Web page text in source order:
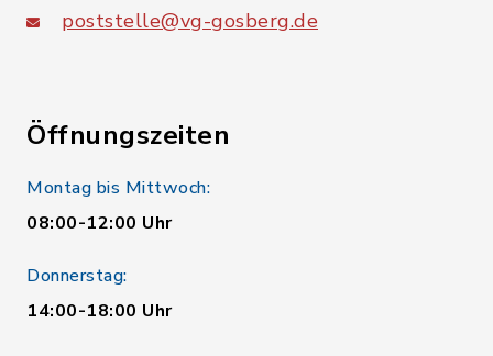
poststelle@vg-gosberg.de
Öffnungszeiten
Montag bis Mittwoch:
08:00-12:00 Uhr
Donnerstag:
14:00-18:00 Uhr